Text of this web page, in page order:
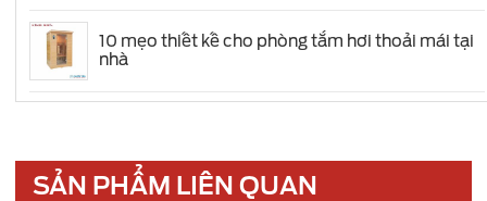
10 mẹo thiết kế cho phòng tắm hơi thoải mái tại
nhà
SẢN PHẨM LIÊN QUAN